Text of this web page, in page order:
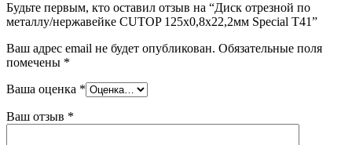
Будьте первым, кто оставил отзыв на “Диск отрезной по
металлу/нержавейке CUTOP 125х0,8х22,2мм Special Т41”
Ваш адрес email не будет опубликован. Обязательные поля
помечены *
Ваша оценка *
Ваш отзыв *